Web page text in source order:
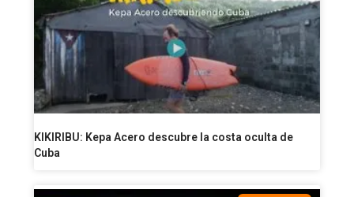
KIKIRIBU: Kepa Acero descubre la costa oculta de
Cuba